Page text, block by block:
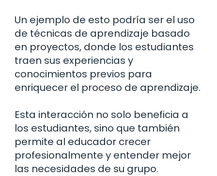
Un ejemplo de esto podría ser el uso
de técnicas de aprendizaje basado
en proyectos, donde los estudiantes
traen sus experiencias y
conocimientos previos para
enriquecer el proceso de aprendizaje.
Esta interacción no solo beneficia a
los estudiantes, sino que también
permite al educador crecer
profesionalmente y entender mejor
las necesidades de su grupo.